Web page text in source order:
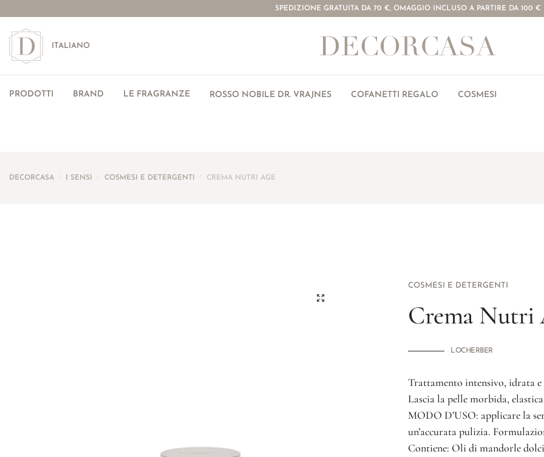
SPEDIZIONE GRATUITA DA 70 €, OMAGGIO INCLUSO A PARTIRE DA 100 €
ITALIANO
PRODOTTI BRAND LE FRAGRANZE ROSSO NOBILE DR. VRAJNES COFANETTI REGALO COSMESI
DECORCASA I SENSI COSMESI E DETERGENTI CREMA NUTRI AGE
COSMESI E DETERGENTI
Crema Nutri
LOCHERBER
Trattamento intensivo, idrata
Lascia la pelle morbida,
MODO D’USO: applicare la
un’accurata pulizia.
Contiene: Oli di mandorle